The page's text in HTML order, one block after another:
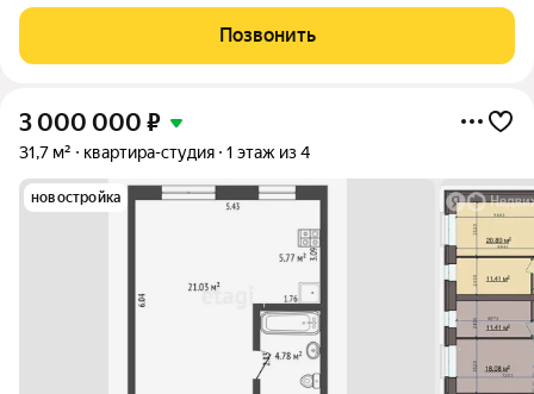
потолки. На полу в одной комнате уложен линолеум, в
остальных кафель. Квартира тёплая,
Позвонить
3 000 000 ₽
31,7 м² квартира-студия 1 этаж из 4
новостройка